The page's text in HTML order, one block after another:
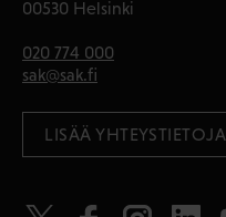
00530 Helsinki
020 774 000
sak@sak.fi
LISÄÄ YHTEYSTIETOJA